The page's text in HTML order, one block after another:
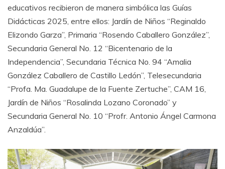
educativos recibieron de manera simbólica las Guías
Didácticas 2025, entre ellos: Jardín de Niños “Reginaldo
Elizondo Garza”, Primaria “Rosendo Caballero González”,
Secundaria General No. 12 “Bicentenario de la
Independencia”, Secundaria Técnica No. 94 “Amalia
González Caballero de Castillo Ledón”, Telesecundaria
“Profa. Ma. Guadalupe de la Fuente Zertuche”, CAM 16,
Jardín de Niños “Rosalinda Lozano Coronado” y
Secundaria General No. 10 “Profr. Antonio Ángel Carmona
Anzaldúa”.